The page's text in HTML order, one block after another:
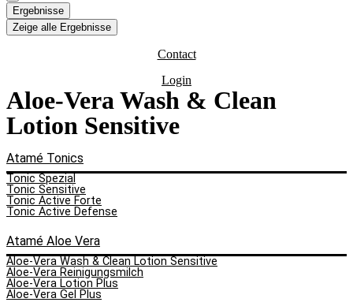
Ergebnisse
Zeige alle Ergebnisse
Contact
Login
Aloe-Vera Wash & Clean
Lotion Sensitive
Atamé Tonics
Tonic Spezial
Tonic Sensitive
Tonic Active Forte
Tonic Active Defense
Atamé Aloe Vera
Aloe-Vera Wash & Clean Lotion Sensitive
Aloe-Vera Reinigungsmilch
Aloe-Vera Lotion Plus
Aloe-Vera Gel Plus